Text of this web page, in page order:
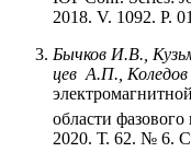
2018. V. 1092. P.
Бычков И.В.,
цев А.П.,
области
2020. Т. 62. № 6.